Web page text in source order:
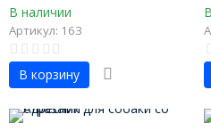
В наличии
Артикул: 163
В корзину